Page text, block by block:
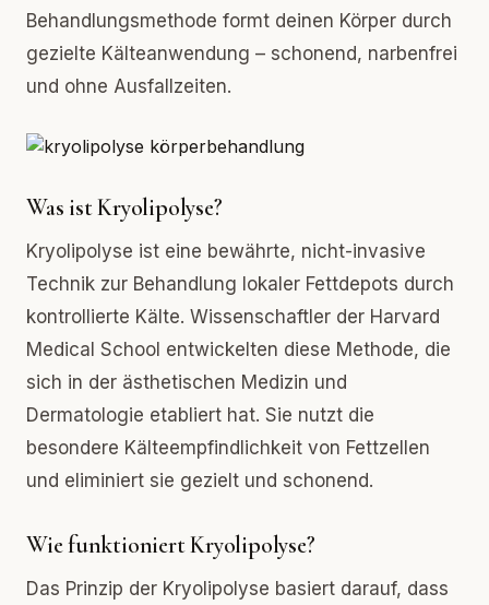
Behandlungsmethode formt deinen Körper durch
gezielte Kälteanwendung – schonend, narbenfrei
und ohne Ausfallzeiten.
Was ist Kryolipolyse?
Kryolipolyse ist eine bewährte, nicht-invasive
Technik zur Behandlung lokaler Fettdepots durch
kontrollierte Kälte. Wissenschaftler der Harvard
Medical School entwickelten diese Methode, die
sich in der ästhetischen Medizin und
Dermatologie etabliert hat. Sie nutzt die
besondere Kälteempfindlichkeit von Fettzellen
und eliminiert sie gezielt und schonend.
Wie funktioniert Kryolipolyse?
Das Prinzip der Kryolipolyse basiert darauf, dass